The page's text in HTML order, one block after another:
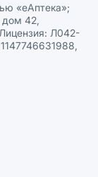
«еАптека»;
42,
Л042-